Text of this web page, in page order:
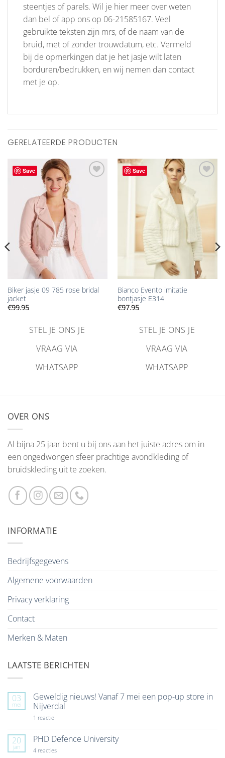
steentjes of parels. Wil je hier meer over weten
dan bel of app ons op 06-21585167. Veel
gebruikte teksten zijn mrs, of de naam van de
bruid, met of zonder trouwdatum, etc. Vermeld
bij de opmerkingen dat je het jasje wilt laten
borduren/bedrukken, en wij nemen dan contact
met je op.
GERELATEERDE PRODUCTEN
Save
Biker jasje 09 785 rose bridal
jacket
€99.95
STEL JE ONS JE
VRAAG VIA
WHATSAPP
Save
verlanglijst
toevoegen
Bianco Evento imitatie
bontjasje E314
€97.95
STEL JE ONS JE
VRAAG VIA
WHATSAPP
OVER ONS
Al bijna 25 jaar bent u bij ons aan het juiste adres om in
een ongedwongen sfeer prachtige avondkleding of
bruidskleding uit te zoeken.
INFORMATIE
Bedrijfsgegevens
Algemene voorwaarden
Privacy verklaring
Contact
Merken & Maten
LAATSTE BERICHTEN
03
mei
Geweldig nieuws! Vanaf 7 mei een pop-up store in
Nijverdal
1 reactieop
Vanaf
7
mei
20
jan
PHD Defence University
4 reactiesop